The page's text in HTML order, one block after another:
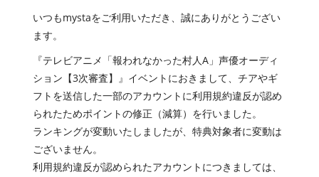
いつもmystaをご利用いただき、誠にありがとうござい
ます。
『テレビアニメ「報われなかった村人A」声優オーディ
ション【3次審査】』イベントにおきまして、チアやギ
フトを送信した一部のアカウントに利用規約違反が認め
られたためポイントの修正（減算）を行いました。
ランキングが変動いたしましたが、特典対象者に変動は
ございません。
利用規約違反が認められたアカウントにつきましては、